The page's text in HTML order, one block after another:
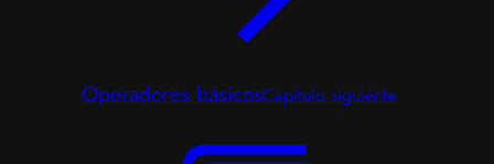
Operadores básicosCapítulo siguiente